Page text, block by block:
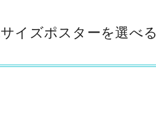
イズポスターを選べる